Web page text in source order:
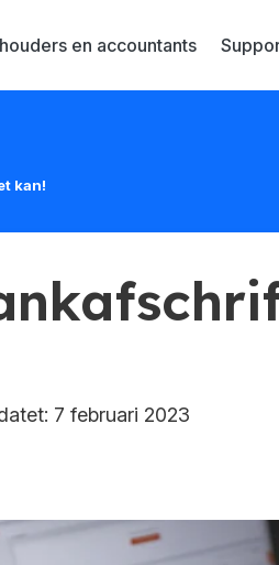
en accountants
kan!
7 februari 2023